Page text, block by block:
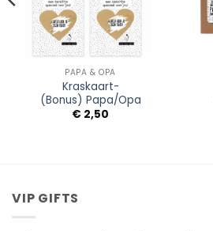
PAPA & OPA
Kraskaart-
(Bonus) Papa/Opa
€ 2,50
VIP GIFTS